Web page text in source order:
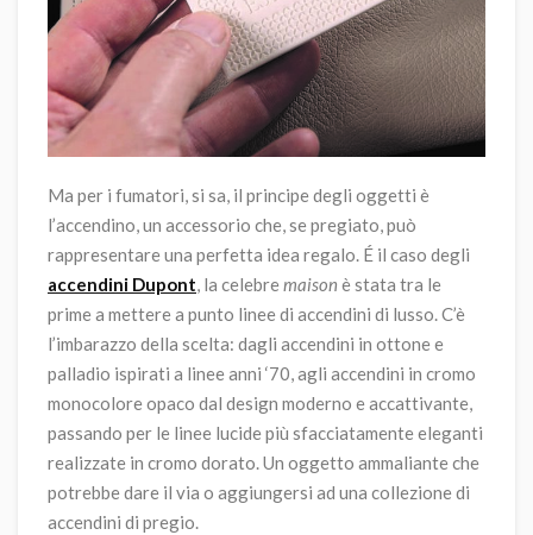
Ma per i fumatori, si sa, il principe degli oggetti è
l’accendino, un accessorio che, se pregiato, può
rappresentare una perfetta idea regalo. É il caso degli
accendini Dupont, la celebremaison è stata tra le
prime a mettere a punto linee di accendini di lusso. C’è
l’imbarazzo della scelta: dagli accendini in ottone e
palladio ispirati a linee anni ‘70, agli accendini in cromo
monocolore opaco dal design moderno e accattivante,
passando per le linee lucide più sfacciatamente eleganti
realizzate in cromo dorato. Un oggetto ammaliante che
potrebbe dare il via o aggiungersi ad una collezione di
accendini di pregio.